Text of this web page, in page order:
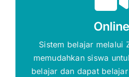
Online
Sistem belajar melalui
memudahkan siswa
belajar dan dapat
DAFTAR